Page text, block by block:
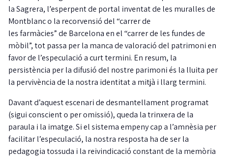
la Sagrera, l’esperpent de portal inventat de les muralles de
Montblanc o la recorvensió del “carrer de
les farmàcies” de Barcelona en el “carrer de les fundes de
mòbil”, tot passa per la manca de valoració del patrimoni en
favor de l’especulació a curt termini. En resum, la
persistència per la difusió del nostre parimoni és la lluita per
la pervivència de la nostra identitat a mitjà i llarg termini.
Davant d’aquest escenari de desmantellament programat
(sigui conscient o per omissió), queda la trinxera de la
paraula i la imatge. Si el sistema empeny cap a l’amnèsia per
facilitar l’especulació, la nostra resposta ha de ser la
pedagogia tossuda i la reivindicació constant de la memòria